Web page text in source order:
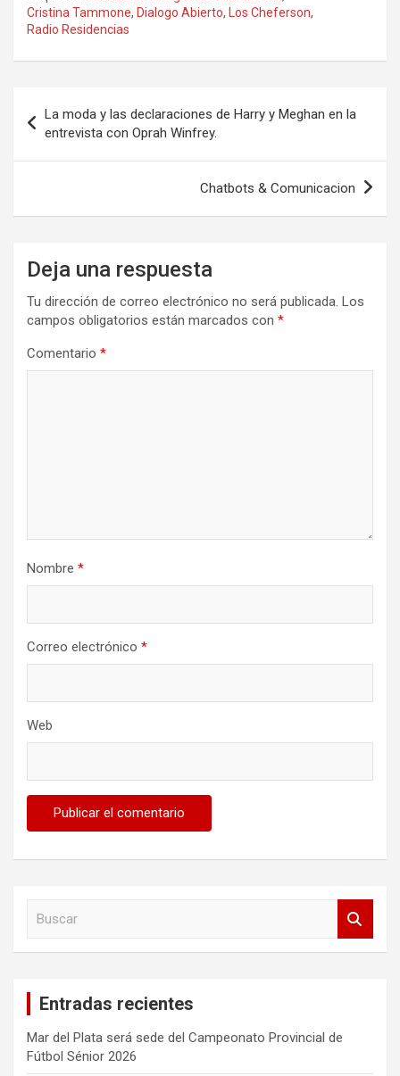
ce
b
o
k
st
o
d
n
ail m
ar
Cristina Tammone, Dialogo Abierto, Los Cheferson,
Radio Residencias
de
entradas
La moda y las declaraciones de Harry y Meghan en la
entrevista con Oprah Winfrey.
Chatbots & Comunicacion
Deja una respuesta
Tu dirección de correo electrónico no será publicada. Los
campos obligatorios están marcados con *
Comentario *
Nombre *
Correo electrónico *
Web
Entradas recientes
Mar del Plata será sede del Campeonato Provincial de
Fútbol Sénior 2026